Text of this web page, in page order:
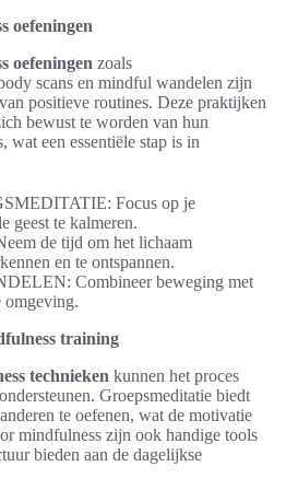
oefeningen
oefeningen zoals
scans en mindful wandelen zijn
positieve routines. Deze praktijken
bewust te worden van hun
wat een essentiële stap is in
Focus op je
geest te kalmeren.
de tijd om het lichaam
en te ontspannen.
Combineer beweging met
omgeving.
training
technieken kunnen het proces
Groepsmeditatie biedt
te oefenen, wat de motivatie
mindfulness zijn ook handige tools
bieden aan de dagelijkse